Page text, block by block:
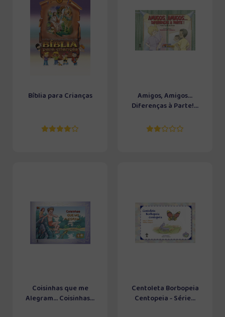
Bíblia para Crianças
Amigos, Amigos...
Diferenças à Parte!...
Coisinhas que me
Alegram... Coisinhas...
Centoleta Borbopeia
Centopeia - Série...